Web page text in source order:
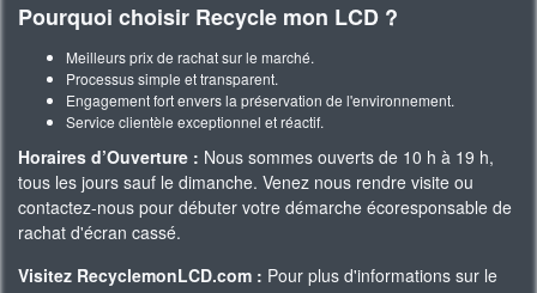
Pourquoi choisir Recycle mon LCD ?
Meilleurs prix de rachat sur le marché.
Processus simple et transparent.
Engagement fort envers la préservation de l'environnement.
Service clientèle exceptionnel et réactif.
Horaires d’Ouverture : Nous sommes ouverts de 10 h à 19 h,
tous les jours sauf le dimanche. Venez nous rendre visite ou
contactez-nous pour débuter votre démarche écoresponsable de
rachat d'écran cassé.
Visitez RecyclemonLCD.com : Pour plus d'informations sur le